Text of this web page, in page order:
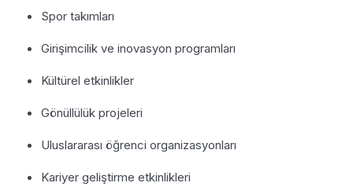
Spor takımları
Girişimcilik ve inovasyon programları
Kültürel etkinlikler
Gönüllülük projeleri
Uluslararası öğrenci organizasyonları
Kariyer geliştirme etkinlikleri